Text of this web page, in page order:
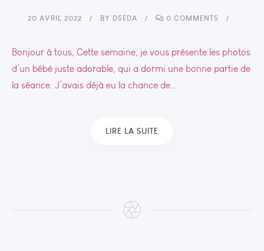
20 AVRIL 2022 BY DSEDA 0 COMMENTS
Bonjour à tous, Cette semaine, je vous présente les photos
d’un bébé juste adorable, qui a dormi une bonne partie de
la séance. J’avais déjà eu la chance de...
LIRE LA SUITE